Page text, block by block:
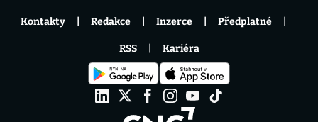
Kontakty Redakce Inzerce Předplatné
RSS Kariéra